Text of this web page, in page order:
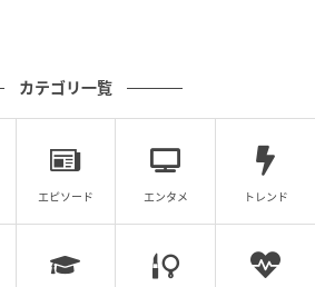
カテゴリ一覧
エピソード エンタメ トレンド